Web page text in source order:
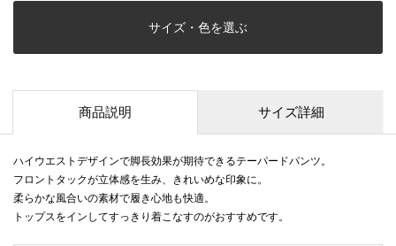
サイズ・色を選ぶ
商品説明 サイズ詳細
ハイウエストデザインで脚長効果が期待できるテーパードパンツ。
フロントタックが立体感を生み、きれいめな印象に。
柔らかな風合いの素材で履き心地も快適。
トップスをインしてすっきり着こなすのがおすすめです。